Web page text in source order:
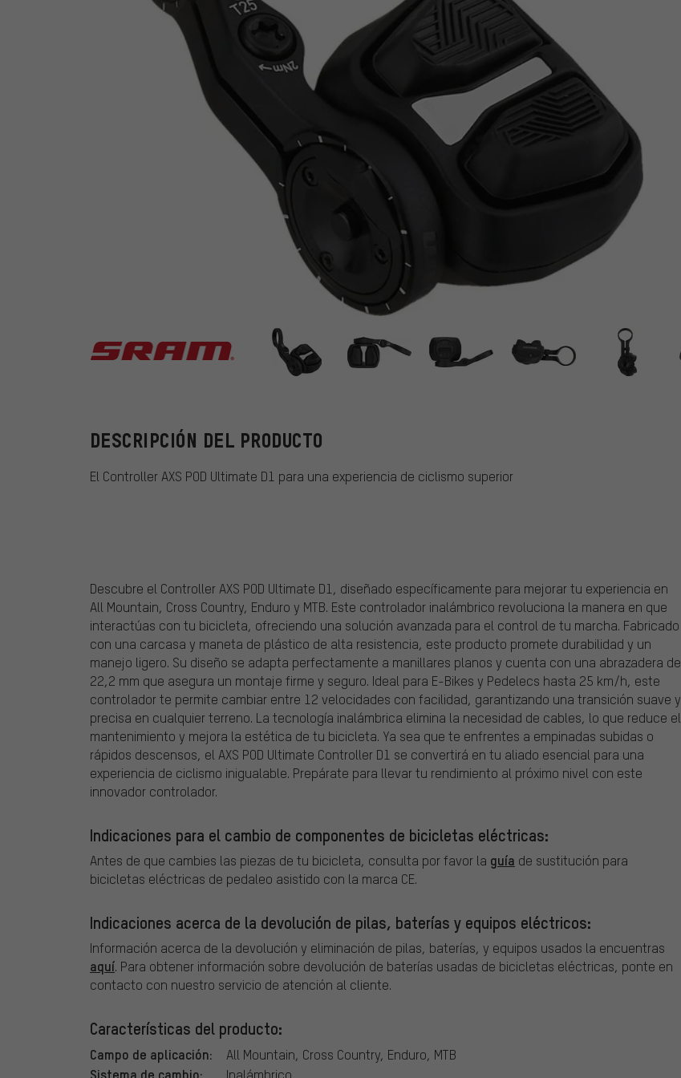
SRAM
DESCRIPCIÓN DEL PRODUCTO
El Controller AXS POD Ultimate D1 para una experiencia de ciclismo superior
Descubre el Controller AXS POD Ultimate D1, diseñado específicamente para mejorar tu experiencia en
All Mountain, Cross Country, Enduro y MTB. Este controlador inalámbrico revoluciona la manera en que
interactúas con tu bicicleta, ofreciendo una solución avanzada para el control de tu marcha. Fabricado
con una carcasa y maneta de plástico de alta resistencia, este producto promete durabilidad y un
manejo ligero. Su diseño se adapta perfectamente a manillares planos y cuenta con una abrazadera de
22,2 mm que asegura un montaje firme y seguro. Ideal para E-Bikes y Pedelecs hasta 25 km/h, este
controlador te permite cambiar entre 12 velocidades con facilidad, garantizando una transición suave y
precisa en cualquier terreno. La tecnología inalámbrica elimina la necesidad de cables, lo que reduce el
mantenimiento y mejora la estética de tu bicicleta. Ya sea que te enfrentes a empinadas subidas o
rápidos descensos, el AXS POD Ultimate Controller D1 se convertirá en tu aliado esencial para una
experiencia de ciclismo inigualable. Prepárate para llevar tu rendimiento al próximo nivel con este
innovador controlador.
Indicaciones para el cambio de componentes de bicicletas eléctricas:
Antes de que cambies las piezas de tu bicicleta, consulta por favor la guía de sustitución para
bicicletas eléctricas de pedaleo asistido con la marca CE.
Indicaciones acerca de la devolución de pilas, baterías y equipos eléctricos:
Información acerca de la devolución y eliminación de pilas, baterías, y equipos usados la encuentras
aquí. Para obtener información sobre devolución de baterías usadas de bicicletas eléctricas, ponte en
contacto con nuestro servicio de atención al cliente.
Características del producto:
Campo de aplicación: All Mountain, Cross Country, Enduro, MTB
Sistema de cambio: Inalámbrico